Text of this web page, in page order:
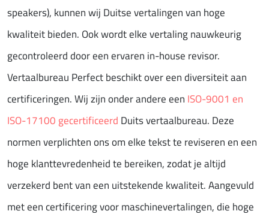
speakers), kunnen wij Duitse vertalingen van hoge
kwaliteit bieden. Ook wordt elke vertaling nauwkeurig
gecontroleerd door een ervaren in-house revisor.
Vertaalbureau Perfect beschikt over een diversiteit aan
certificeringen. Wij zijn onder andere een ISO-9001 en
ISO-17100 gecertificeerd Duits vertaalbureau. Deze
normen verplichten ons om elke tekst te reviseren en een
hoge klanttevredenheid te bereiken, zodat je altijd
verzekerd bent van een uitstekende kwaliteit. Aangevuld
met een certificering voor maschinevertalingen, die hoge